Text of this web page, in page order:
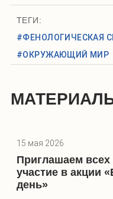
ТЕГИ:
#ФЕНОЛОГИЧЕСКАЯ
#ОКРУЖАЮЩИЙ МИР
15 мая 2026
Приглашаем
участие в акции
день»